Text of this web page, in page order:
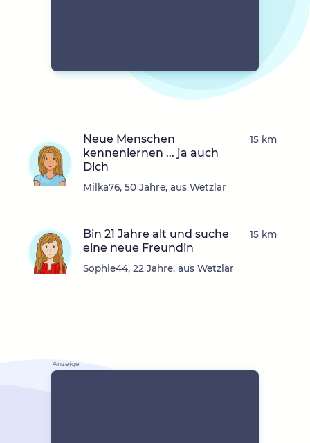
Neue Menschen
kennenlernen ... ja auch
Dich
Milka76, 50 Jahre, aus Wetzlar
15 km
Bin 21 Jahre alt und suche
eine neue Freundin
Sophie44, 22 Jahre, aus Wetzlar
15 km